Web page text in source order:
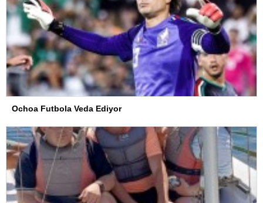
Ochoa Futbola Veda Ediyor